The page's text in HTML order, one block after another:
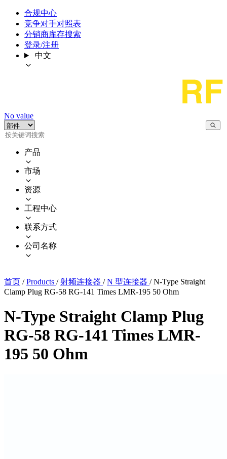
合规中心
竞争对手对照表
分销商库存搜索
登录/注册
中文
No value
产品
市场
资源
工程中心
联系方式
公司名称
首页 / Products / 射频连接器 / N 型连接器 / N-Type Straight
Clamp Plug RG-58 RG-141 Times LMR-195 50 Ohm
N-Type Straight Clamp Plug
RG-58 RG-141 Times LMR-
195 50 Ohm